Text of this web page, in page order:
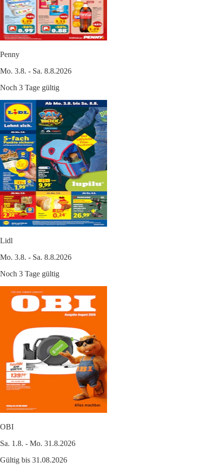
Penny
Mo. 3.8. - Sa. 8.8.2026
Noch 3 Tage gültig
Lidl
Mo. 3.8. - Sa. 8.8.2026
Noch 3 Tage gültig
OBI
Sa. 1.8. - Mo. 31.8.2026
Gültig bis 31.08.2026